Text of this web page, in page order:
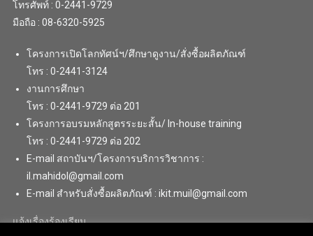
โทรศัพท์ : 0-2441-9729
มือถือ : 08-6320-5925
โครงการเปิดโลกทัศน์ฯ/ศึกษาดูงาน/สั่งซื้อผลิตภัณฑ์
โทร : 0-2441-3124
งานการศึกษา
โทร : 0-2441-9729 ต่อ 201
โครงการอบรมหลักสูตรระยะสั้น/ In-house training
โทร : 0-2441-9729 ต่อ 202
E-mail สถาบันฯ/โครงการบริการวิชาการ :
il.mahidol@gmail.com
E-mail สำหรับสั่งซื้อผลิตภัณฑ์ : ikit.muil@gmail.com
แจ้งเรื่องร้องเรียน